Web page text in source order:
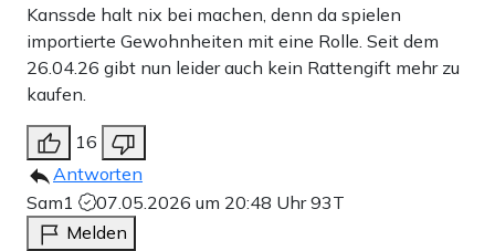
Kanssde halt nix bei machen, denn da spielen
importierte Gewohnheiten mit eine Rolle. Seit dem
26.04.26 gibt nun leider auch kein Rattengift mehr zu
kaufen.
16
Antworten
Sam1
07.05.2026 um 20:48 Uhr93T
Melden